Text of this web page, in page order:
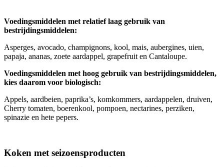
Voedingsmiddelen met relatief laag gebruik van
bestrijdingsmiddelen:
Asperges, avocado, champignons, kool, mais, aubergines, uien,
papaja, ananas, zoete aardappel, grapefruit en Cantaloupe.
Voedingsmiddelen met hoog gebruik van bestrijdingsmiddelen,
kies daarom voor biologisch:
Appels, aardbeien, paprika’s, komkommers, aardappelen, druiven,
Cherry tomaten, boerenkool, pompoen, nectarines, perziken,
spinazie en hete pepers.
Koken met seizoensproducten